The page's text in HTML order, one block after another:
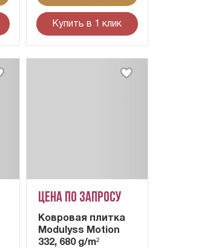
Купить в 1 клик
Цена по запросу
Ковровая плитка
Modulyss Motion
332, 680 g/m²